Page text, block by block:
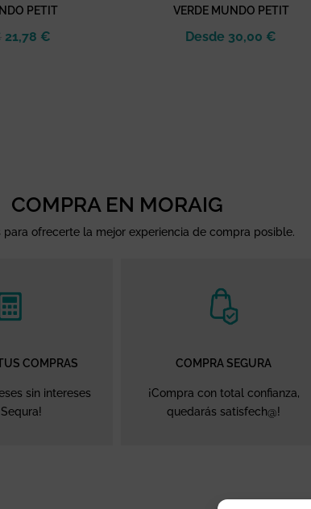
PETIT
El
21,78 €
VERDE MUNDO PETIT
Desde 30,00 €
COMPRA EN MORAIG
para ofrecerte la mejor experiencia de compra posible.
COMPRAS
sin intereses
COMPRA SEGURA
¡Compra con total confianza,
quedarás satisfech@!